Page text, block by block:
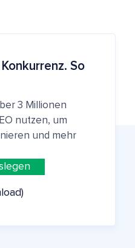
So
3 Millionen
nutzen, um
und mehr